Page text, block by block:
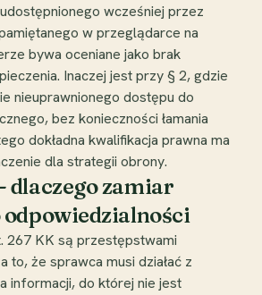
wcześniej przez
w przeglądarce na
bywa oceniane jako brak
Inaczej jest przy § 2, gdzie
nieuprawnionego dostępu do
bez konieczności łamania
dokładna kwalifikacja prawna ma
dla strategii obrony.
dlaczego zamiar
odpowiedzialności
267 KK są przestępstwami
to, że sprawca musi działać z
informacji, do której nie jest